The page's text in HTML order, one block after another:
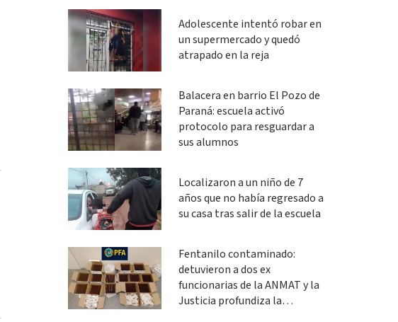
Adolescente intentó robar en
un supermercado y quedó
atrapado en la reja
Balacera en barrio El Pozo de
Paraná: escuela activó
protocolo para resguardar a
sus alumnos
Localizaron a un niño de 7
años que no había regresado a
su casa tras salir de la escuela
Fentanilo contaminado:
detuvieron a dos ex
funcionarias de la ANMAT y la
Justicia profundiza la